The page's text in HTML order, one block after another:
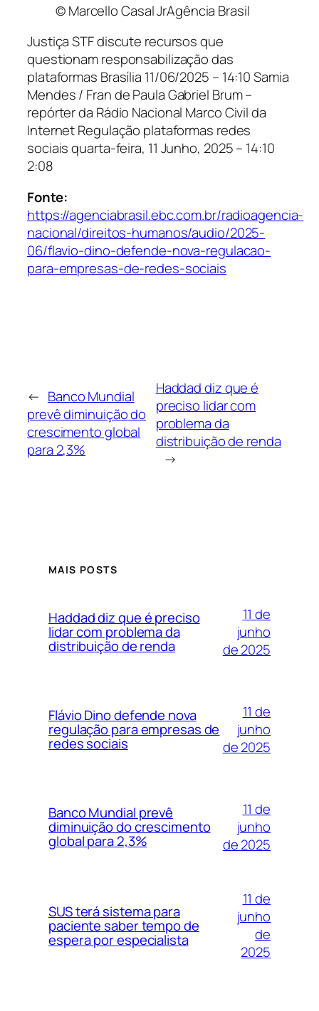
© Marcello Casal JrAgência Brasil
Justiça STF discute recursos que
questionam responsabilização das
plataformas Brasília 11/06/2025 – 14:10Samia
Mendes / Fran de Paula Gabriel Brum –
repórter da Rádio Nacional Marco Civil da
Internet Regulação plataformas redes
sociaisquarta-feira, 11 Junho, 2025 – 14:10
2:08
Fonte:
https://agenciabrasil.ebc.com.br/radioagencia-
nacional/direitos-humanos/audio/2025-
06/flavio-dino-defende-nova-regulacao-
para-empresas-de-redes-sociais
← Banco Mundial
prevê diminuição do
crescimento global
para 2,3%
Haddad diz que é
preciso lidar com
problema da
distribuição de renda
→
MAIS POSTS
Haddad diz que é preciso
lidar com problema da
distribuição de renda
11 de
junho
de 2025
Flávio Dino defende nova
regulação para empresas de
redes sociais
11 de
junho
de 2025
Banco Mundial prevê
diminuição do crescimento
global para 2,3%
11 de
junho
de 2025
SUS terá sistema para
paciente saber tempo de
espera por especialista
11 de
junho
de
2025